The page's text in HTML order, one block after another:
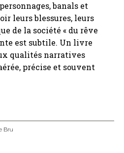
banals et
leurs blessures, leurs
de la société « du rêve
est subtile. Un livre
qualités narratives
précise et souvent
Bru